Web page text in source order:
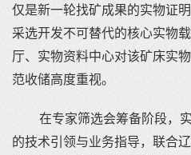
仅是新一轮找矿成果的实物证
采选开发不可替代的核心实物
厅、实物资料中心对该矿床实
范收储高度重视。
在专家筛选会筹备阶段，
的技术引领与业务指导，联合